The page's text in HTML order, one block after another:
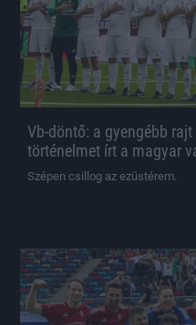
Vb-döntő: a gyengébb
történelmet írt a magyar
Szépen csillog az ezüstérem.